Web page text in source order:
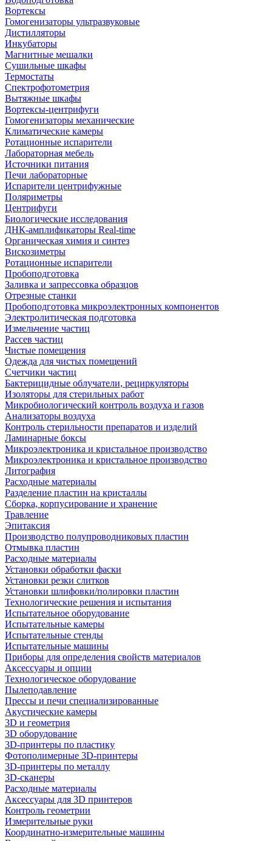
Вортексы
Гомогенизаторы ультразвуковые
Дистилляторы
Инкубаторы
Магнитные мешалки
Сушильные шкафы
Термостаты
Спектрофотометрия
Вытяжные шкафы
Вортексы-центрифуги
Гомогенизаторы механические
Климатические камеры
Ротационные испарители
Лабораторная мебель
Источники питания
Печи лабораторные
Испарители центрифужные
Поляриметры
Центрифуги
Биологические исследования
ДНК-амплификаторы Real-time
Органическая химия и синтез
Вискозиметры
Ротационные испарители
Пробоподготовка
Заливка и запрессовка образцов
Отрезные станки
Пробоподготовка микроэлектронных компонентов
Электролитическая подготовка
Измельчение частиц
Рассев частиц
Чистые помещения
Одежда для чистых помещений
Счетчики частиц
Бактерицидные облучатели, рециркуляторы
Изоляторы для стерильных работ
Микробиологический контроль воздуха и газов
Анализаторы воздуха
Контроль стерильности препаратов и изделий
Ламинарные боксы
Микроэлектроника и кристальное производство
Микроэлектроника и кристальное производство
Литография
Расходные материалы
Разделение пластин на кристаллы
Сборка, корпусирование и хранение
Травление
Эпитаксия
Производство полупроводниковых пластин
Отмывка пластин
Расходные материалы
Установки обработки фаски
Установки резки слитков
Установки шлифовки/полировки пластин
Технологические решения и испытания
Испытательное оборудование
Испытательные камеры
Испытательные стенды
Испытательные машины
Приборы для определения свойств материалов
Аксессуары и опции
Технологическое оборудование
Пылеподавление
Прессы и печи специализированные
Акустические камеры
3D и геометрия
3D оборудование
3D-принтеры по пластику
Фотополимерные 3D-принтеры
3D-принтеры по металлу
3D-сканеры
Расходные материалы
Аксессуары для 3D принтеров
Контроль геометрии
Измерительные руки
Координатно-измерительные машины